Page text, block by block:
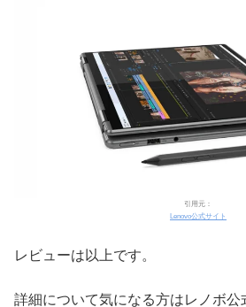
引用元：
Lenovo公式サイト
レビューは以上です。
詳細について気になる方はレノボ公